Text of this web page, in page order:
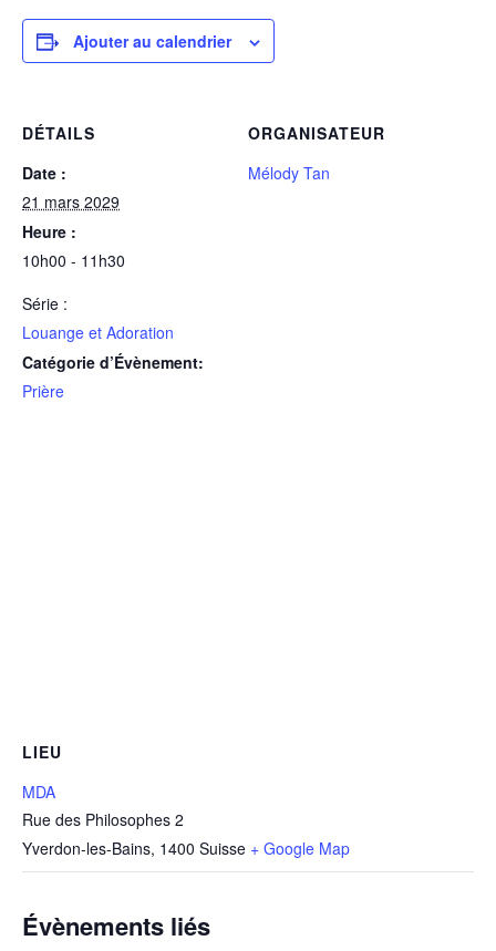
Ajouter au calendrier
DÉTAILS
Date :
21 mars 2029
Heure :
10h00 - 11h30
Série :
Louange et Adoration
Catégorie d’Évènement:
Prière
ORGANISATEUR
Mélody Tan
LIEU
MDA
Rue des Philosophes 2
Yverdon-les-Bains, 1400 Suisse + Google Map
Évènements liés